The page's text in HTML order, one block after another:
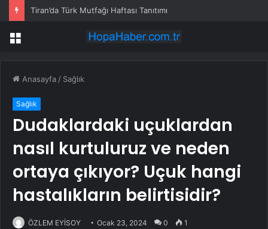
Tiran’da Türk Mutfağı Haftası Tanıtımı
Menü
Anasayfa / Sağlık
Sağlık
Dudaklardaki uçuklardan
nasıl kurtuluruz ve neden
ortaya çıkıyor? Uçuk hangi
hastalıkların belirtisidir?
ÖZLEM EYİSOY Ocak 23, 2024 0 1